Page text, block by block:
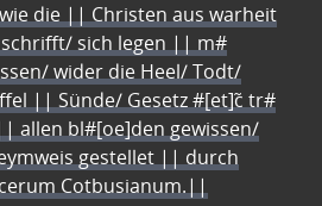
die || Christen aus warheit
sich legen || m#
wider die Heel/ Todt/
|| Sünde/ Gesetz #[et]c̃ tr#
allen bl#[oe]den gewissen/
gestellet || durch
Cotbusianum.||